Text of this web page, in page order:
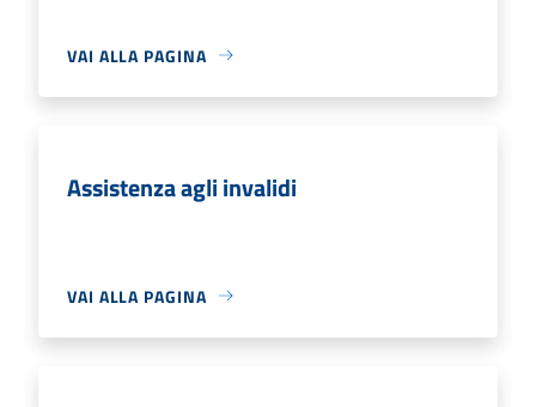
VAI ALLA PAGINA
Assistenza agli invalidi
VAI ALLA PAGINA